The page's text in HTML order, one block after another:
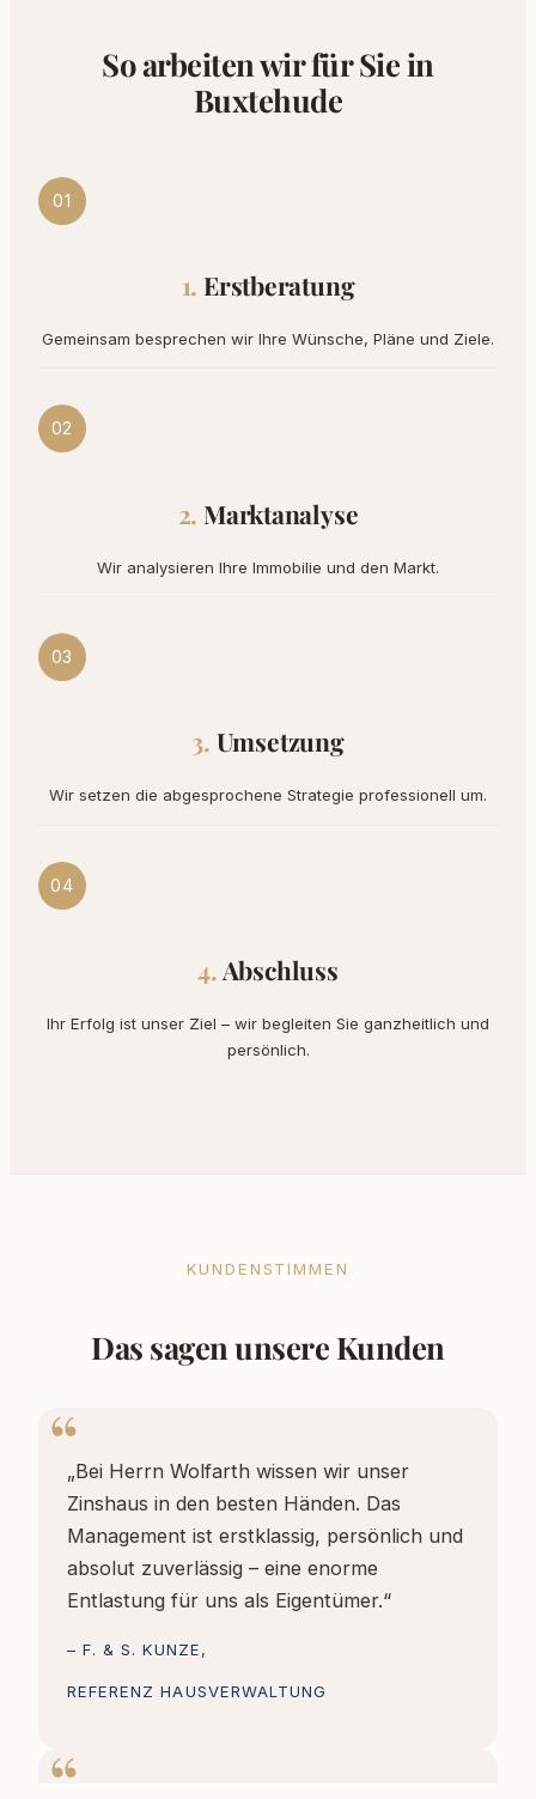
So arbeiten wir für Sie in
Buxtehude
01
Erstberatung
Gemeinsam besprechen wir Ihre Wünsche, Pläne und Ziele.
02
Marktanalyse
Wir analysieren Ihre Immobilie und den Markt.
03
Umsetzung
Wir setzen die abgesprochene Strategie professionell um.
04
Abschluss
Ihr Erfolg ist unser Ziel – wir begleiten Sie ganzheitlich und
persönlich.
KUNDENSTIMMEN
Das sagen unsere Kunden
„Bei Herrn Wolfarth wissen wir unser
Zinshaus in den besten Händen. Das
Management ist erstklassig, persönlich und
absolut zuverlässig – eine enorme
Entlastung für uns als Eigentümer.“
– F. & S. KUNZE,
REFERENZ HAUSVERWALTUNG